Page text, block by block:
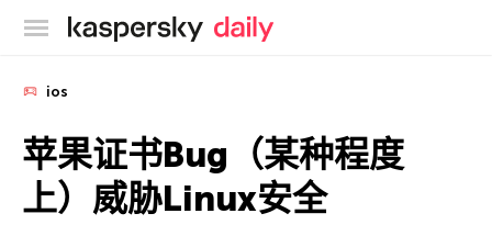
卡巴斯基官方博客
ios
苹果证书Bug（某种程度
上）威胁Linux安全